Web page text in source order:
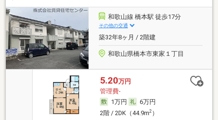
和歌山線 橋本駅 徒歩17分
その他の交通
築32年8ヶ月 / 2階建
和歌山県橋本市東家１丁目
5.20万円
管理費-
1万円
6万円
2階 / 2DK（44.9m2）